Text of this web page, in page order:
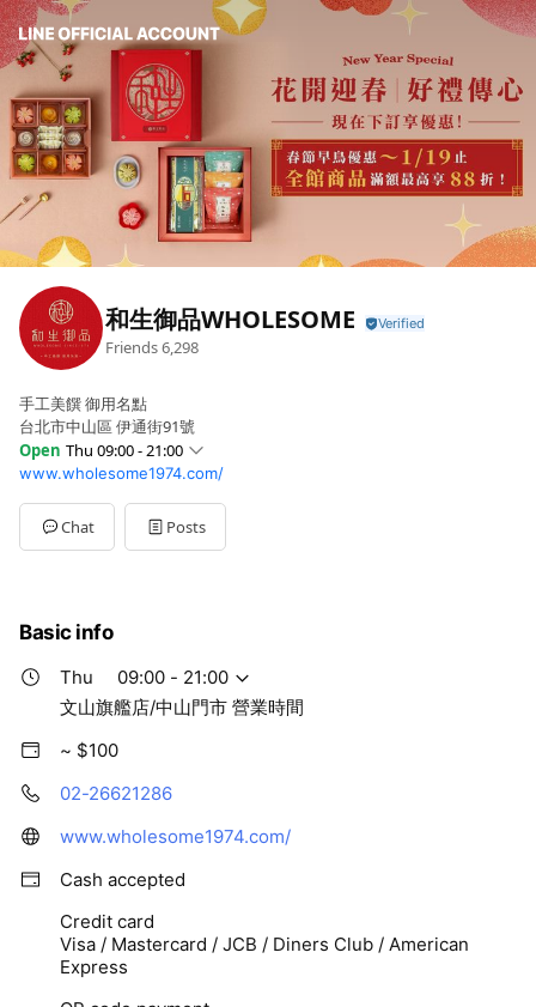
和生御品WHOLESOME
Friends6,298
手工美饌 御用名點
台北市中山區 伊通街91號
Open Thu 09:00 - 21:00
Sun09:00 - 21:00
Mon09:00 - 21:00
Tue09:00 - 21:00
Wed09:00 - 21:00
文山旗艦店/中山門市 營業時間
www.wholesome1974.com/
Chat Posts
Basic info
Thu
09:00 - 21:00
文山旗艦店/中山門市 營業時間
~ $100
02-26621286
www.wholesome1974.com/
Cash accepted
Credit card
Visa / Mastercard / JCB / Diners Club / American
Express